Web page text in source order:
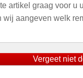
artikel graag voor u
wij aangeven welk
Vergeet niet